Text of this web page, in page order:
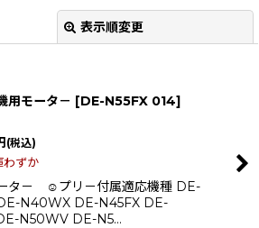
表示順変更
絞り込む
用モータ－ [DE-N55FX 014]
(税込)
わずか
タ－ ☺️プリ－付属適応機種 DE-
N40WX DE-N45FX DE-
N50WV DE-N5…